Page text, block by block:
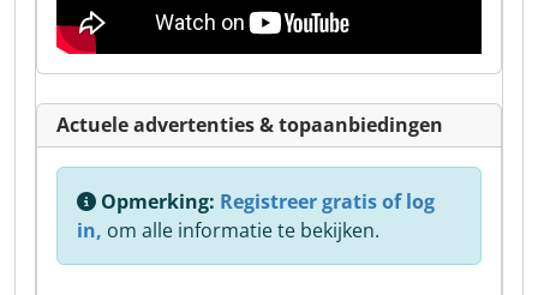
Actuele advertenties & topaanbiedingen
Opmerking: Registreer gratis of log
in, om alle informatie te bekijken.